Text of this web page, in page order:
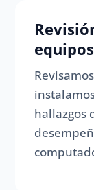
equipos
hallazgos